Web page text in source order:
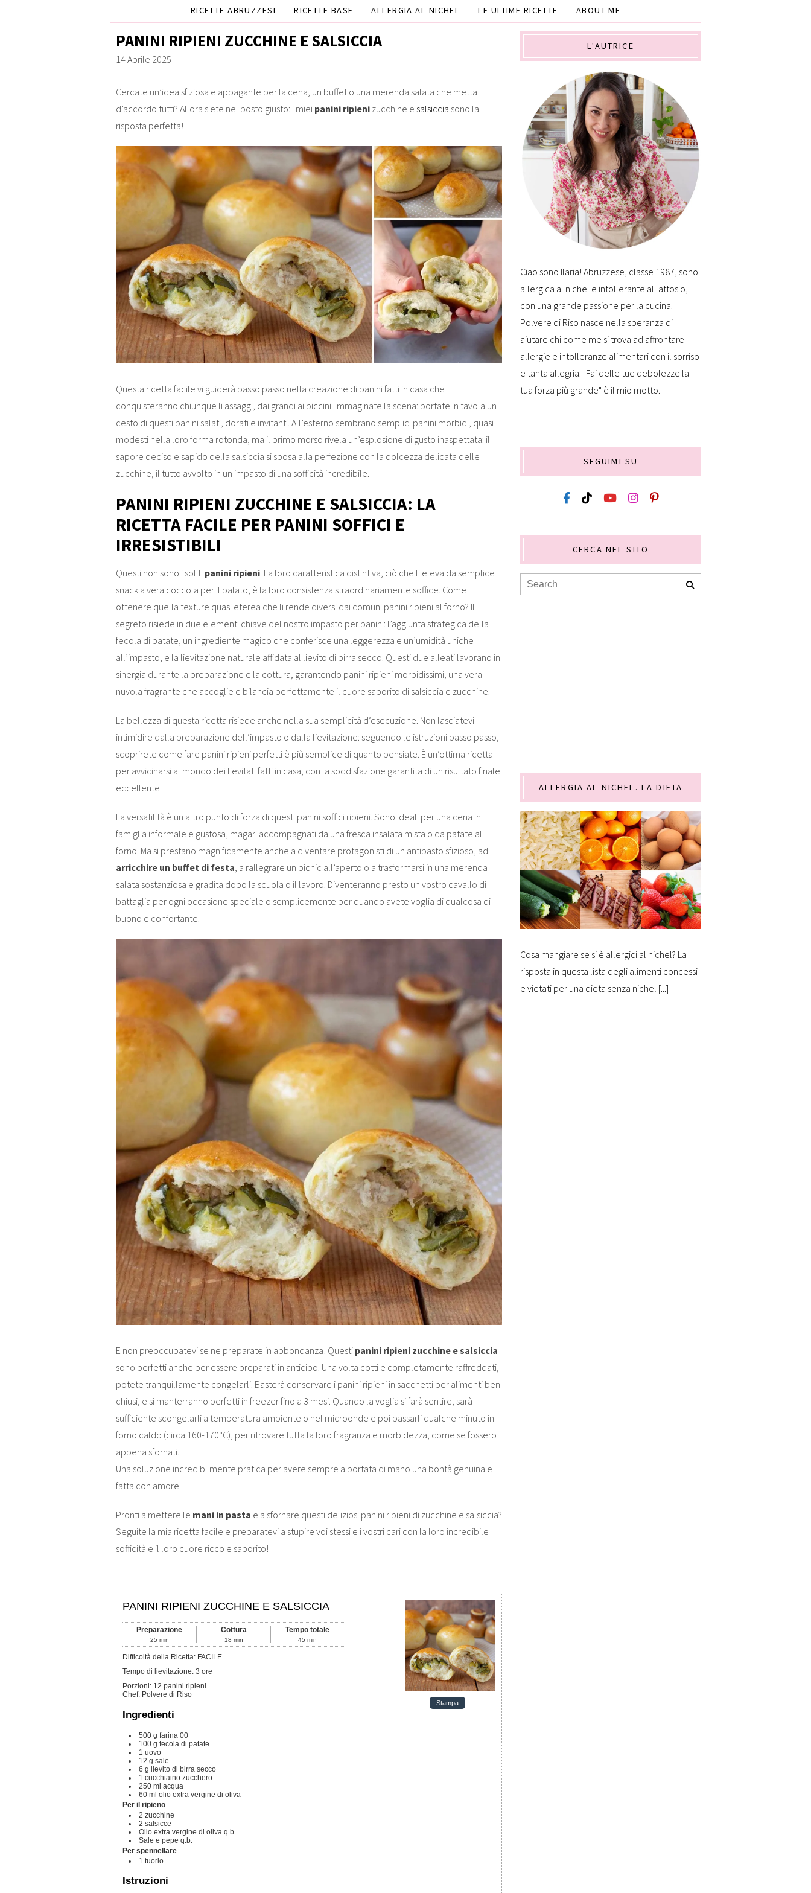
RICETTE ABRUZZESI
RICETTE BASE ALLERGIA AL NICHEL LE ULTIME RICETTE ABOUT ME
PANINI RIPIENI ZUCCHINE E SALSICCIA
14 Aprile 2025
Cercate un’idea sfiziosa e appagante per la cena, un buffet o una merenda salata che metta
d’accordo tutti? Allora siete nel posto giusto: i miei panini ripieni zucchine e salsiccia sono la
risposta perfetta!
Questa ricetta facile vi guiderà passo passo nella creazione di panini fatti in casa che
conquisteranno chiunque li assaggi, dai grandi ai piccini. Immaginate la scena: portate in tavola un
cesto di questi panini salati, dorati e invitanti. All’esterno sembrano semplici panini morbidi, quasi
modesti nella loro forma rotonda, ma il primo morso rivela un’esplosione di gusto inaspettata: il
sapore deciso e sapido della salsiccia si sposa alla perfezione con la dolcezza delicata delle
zucchine, il tutto avvolto in un impasto di una sofficità incredibile.
PANINI RIPIENI ZUCCHINE E SALSICCIA: LA
RICETTA FACILE PER PANINI SOFFICI E
IRRESISTIBILI
Questi non sono i soliti panini ripieni. La loro caratteristica distintiva, ciò che li eleva da semplice
snack a vera coccola per il palato, è la loro consistenza straordinariamente soffice. Come
ottenere quella texture quasi eterea che li rende diversi dai comuni panini ripieni al forno? Il
segreto risiede in due elementi chiave del nostro impasto per panini: l’aggiunta strategica della
fecola di patate, un ingrediente magico che conferisce una leggerezza e un’umidità uniche
all’impasto, e la lievitazione naturale affidata al lievito di birra secco. Questi due alleati lavorano in
sinergia durante la preparazione e la cottura, garantendo panini ripieni morbidissimi, una vera
nuvola fragrante che accoglie e bilancia perfettamente il cuore saporito di salsiccia e zucchine.
La bellezza di questa ricetta risiede anche nella sua semplicità d’esecuzione. Non lasciatevi
intimidire dalla preparazione dell’impasto o dalla lievitazione: seguendo le istruzioni passo passo,
scoprirete come fare panini ripieni perfetti è più semplice di quanto pensiate. È un’ottima ricetta
per avvicinarsi al mondo dei lievitati fatti in casa, con la soddisfazione garantita di un risultato finale
eccellente.
La versatilità è un altro punto di forza di questi panini soffici ripieni. Sono ideali per una cena in
famiglia informale e gustosa, magari accompagnati da una fresca insalata mista o da patate al
forno. Ma si prestano magnificamente anche a diventare protagonisti di un antipasto sfizioso, ad
arricchire un buffet di festa, a rallegrare un picnic all’aperto o a trasformarsi in una merenda
salata sostanziosa e gradita dopo la scuola o il lavoro. Diventeranno presto un vostro cavallo di
battaglia per ogni occasione speciale o semplicemente per quando avete voglia di qualcosa di
buono e confortante.
E non preoccupatevi se ne preparate in abbondanza! Questi panini ripieni zucchine e salsiccia
sono perfetti anche per essere preparati in anticipo. Una volta cotti e completamente raffreddati,
potete tranquillamente congelarli. Basterà conservare i panini ripieni in sacchetti per alimenti ben
chiusi, e si manterranno perfetti in freezer fino a 3 mesi. Quando la voglia si farà sentire, sarà
sufficiente scongelarli a temperatura ambiente o nel microonde e poi passarli qualche minuto in
forno caldo (circa 160-170°C), per ritrovare tutta la loro fragranza e morbidezza, come se fossero
appena sfornati.
Una soluzione incredibilmente pratica per avere sempre a portata di mano una bontà genuina e
fatta con amore.
Pronti a mettere le mani in pasta e a sfornare questi deliziosi panini ripieni di zucchine e salsiccia?
Seguite la mia ricetta facile e preparatevi a stupire voi stessi e i vostri cari con la loro incredibile
sofficità e il loro cuore ricco e saporito!
Stampa
PANINI RIPIENI ZUCCHINE E SALSICCIA
Preparazione
25 min
Cottura
18 min
Tempo totale
45 min
Difficoltà della Ricetta: FACILE
Tempo di lievitazione: 3 ore
Porzioni: 12 panini ripieni
Chef: Polvere di Riso
Ingredienti
500 g farina 00
100 g fecola di patate
1 uovo
12 g sale
6 g lievito di birra secco
1 cucchiaino zucchero
250 ml acqua
60 ml olio extra vergine di oliva
Per il ripieno
2 zucchine
2 salsicce
Olio extra vergine di oliva q.b.
Sale e pepe q.b.
Per spennellare
1 tuorlo
Istruzioni
L'AUTRICE
Ciao sono Ilaria! Abruzzese, classe 1987, sono
allergica al nichel e intollerante al lattosio,
con una grande passione per la cucina.
Polvere di Riso nasce nella speranza di
aiutare chi come me si trova ad affrontare
allergie e intolleranze alimentari con il sorriso
e tanta allegria. "Fai delle tue debolezze la
tua forza più grande" è il mio motto.
SEGUIMI SU
CERCA NEL SITO
ALLERGIA AL NICHEL. LA DIETA
Cosa mangiare se si è allergici al nichel? La
risposta in questa lista degli alimenti concessi
e vietati per una dieta senza nichel [...]